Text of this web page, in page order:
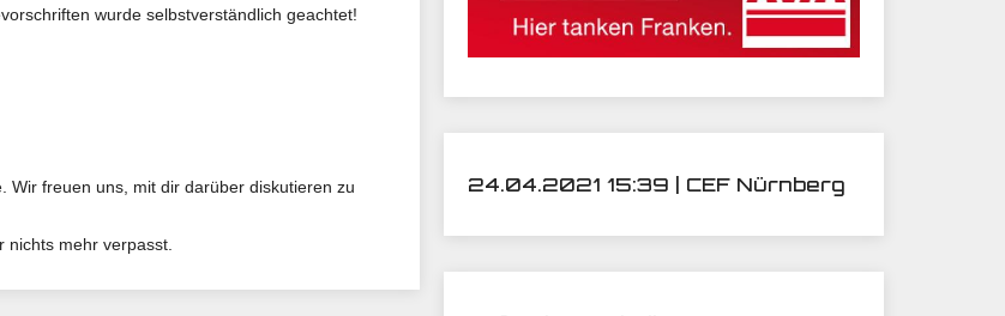
wurde selbstverständlich geachtet!
Wir freuen uns, mit dir darüber diskutieren zu
nichts mehr verpasst.
24.04.2021 15:39 | CEF Nürnberg